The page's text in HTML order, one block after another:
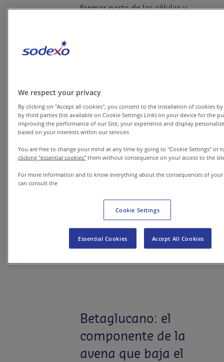
formar parte de las células y
ateroesclerosis, es decir, el
endurecimiento y
estrechamiento de los vasos
sanguíneos.
Con el tiempo, esa obstrucción
puede provocar angina de
accidentes cerebrovasculares
(ictus). Por eso, mantener el
colesterol bajo control no solo
es cuestión de salud, sino de
Betaglucano: el
componente de la
avena que baja el
We respect your privacy
By clicking on "Accept all cookies", you consent to the installation of cookies
by third parties (list available on Cookie Settings Link) on your device for the
improving the performance of our Site, your experience and display
based on your interests within our services
You are free to change your mind at any time by going to "Cookie Settings" or
clicking "essential cookies" them without consequence on your access to the
For more information and to know everything about the consequences of your
can consult the
Cookie Settings
Essential Cookies Accept All Cookies